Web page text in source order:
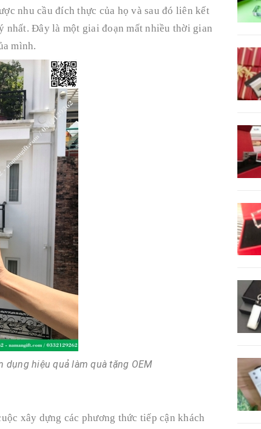
nhu cầu đích thực của họ và sau đó liên kết
nhất. Đây là một giai đoạn mất nhiều thời gian
mình.
dụng hiệu quả làm quà tặng OEM
xây dựng các phương thức tiếp cận khách